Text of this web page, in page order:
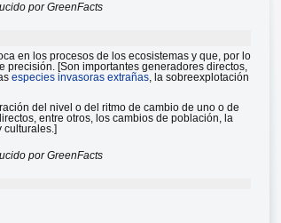
por GreenFacts
en los procesos de los ecosistemas y que, por lo
precisión. [Son importantes generadores directos,
especies invasoras extrañas, la sobreexplotación
del nivel o del ritmo de cambio de uno o de
entre otros, los cambios de población, la
culturales.]
por GreenFacts